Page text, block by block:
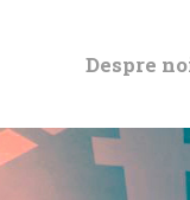
Despre